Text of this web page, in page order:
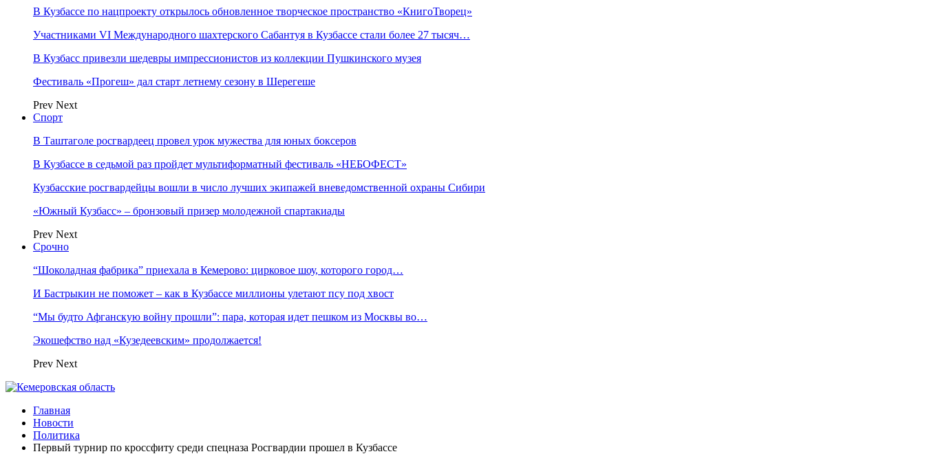
В Кузбассе по нацпроекту открылось обновленное творческое пространство «КнигоТворец»
Участниками VI Международного шахтерского Сабантуя в Кузбассе стали более 27 тысяч…
В Кузбасс привезли шедевры импрессионистов из коллекции Пушкинского музея
Фестиваль «Прогеш» дал старт летнему сезону в Шерегеше
Prev Next
Спорт
В Таштаголе росгвардеец провел урок мужества для юных боксеров
В Кузбассе в седьмой раз пройдет мультиформатный фестиваль «НЕБОФЕСТ»
Кузбасские росгвардейцы вошли в число лучших экипажей вневедомственной охраны Сибири
«Южный Кузбасс» – бронзовый призер молодежной спартакиады
Prev Next
Срочно
“Шоколадная фабрика” приехала в Кемерово: цирковое шоу, которого город…
И Бастрыкин не поможет – как в Кузбассе миллионы улетают псу под хвост
“Мы будто Афганскую войну прошли”: пара, которая идет пешком из Москвы во…
Экошефство над «Кузедеевским» продолжается!
Prev Next
Главная
Новости
Политика
Первый турнир по кроссфиту среди спецназа Росгвардии прошел в Кузбассе